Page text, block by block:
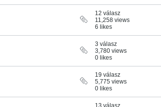
12 válasz
11,258 views
6 likes
3 válasz
3,780 views
0 likes
19 válasz
5,775 views
0 likes
13 válasz